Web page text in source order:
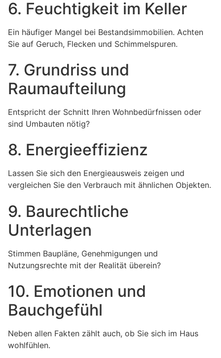
6. Feuchtigkeit im Keller
Ein häufiger Mangel bei Bestandsimmobilien. Achten
Sie auf Geruch, Flecken und Schimmelspuren.
7. Grundriss und
Raumaufteilung
Entspricht der Schnitt Ihren Wohnbedürfnissen oder
sind Umbauten nötig?
8. Energieeffizienz
Lassen Sie sich den Energieausweis zeigen und
vergleichen Sie den Verbrauch mit ähnlichen Objekten.
9. Baurechtliche
Unterlagen
Stimmen Baupläne, Genehmigungen und
Nutzungsrechte mit der Realität überein?
10. Emotionen und
Bauchgefühl
Neben allen Fakten zählt auch, ob Sie sich im Haus
wohlfühlen.